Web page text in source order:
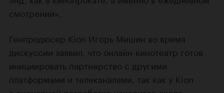
смотрении».
Генпродюсер Kion Игорь Мишин во время
дискуссии заявил, что онлайн-кинотеатр готов
инициировать партнерство с другими
платформами и телеканалами, так как у Kion